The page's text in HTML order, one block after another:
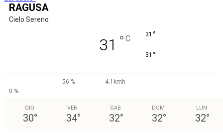
RAGUSA
Cielo Sereno
31 ° C 31 °
31 °
56 %
4.1kmh
0 %
GIO
30°
VEN
34°
SAB
32°
DOM
32°
LUN
32°